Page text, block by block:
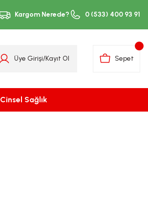
Kargom Nerede? 0 (533) 400 93 91
Üye Girişi/Kayıt Ol Sepet
Cinsel Sağlık